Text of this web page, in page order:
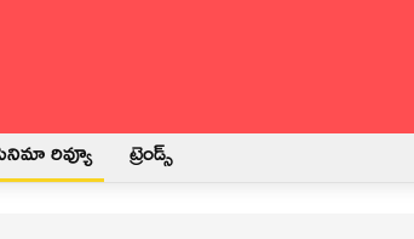
రివ్యూ ట్రెండ్స్